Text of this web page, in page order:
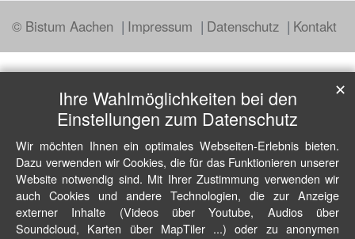
© Bistum Aachen Impressum Datenschutz Kontakt
Ihre Wahlmöglichkeiten bei den
Einstellungen zum Datenschutz
Wir möchten Ihnen ein optimales Webseiten-Erlebnis bieten.
Dazu verwenden wir Cookies, die für das Funktionieren unserer
Website notwendig sind. Mit Ihrer Zustimmung verwenden wir
auch Cookies und andere Technologien, die zur Anzeige
externer Inhalte (Videos über Youtube, Audios über
Soundcloud, Karten über MapTiler ...) oder zu anonymen
✕